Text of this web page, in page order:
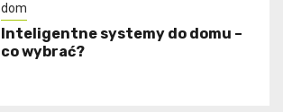
dom
Inteligentne systemy do domu –
co wybrać?